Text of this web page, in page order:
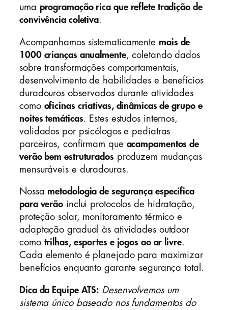
uma programação rica que reflete tradição de
convivência coletiva.
Acompanhamos sistematicamente mais de
1000 crianças anualmente, coletando dados
sobre transformações comportamentais,
desenvolvimento de habilidades e benefícios
duradouros observados durante atividades
como oficinas criativas, dinâmicas de grupo e
noites temáticas. Estes estudos internos,
validados por psicólogos e pediatras
parceiros, confirmam que acampamentos de
verão bem estruturados produzem mudanças
mensuráveis e duradouras.
Nossa metodologia de segurança específica
para verão inclui protocolos de hidratação,
proteção solar, monitoramento térmico e
adaptação gradual às atividades outdoor
como trilhas, esportes e jogos ao ar livre.
Cada elemento é planejado para maximizar
benefícios enquanto garante segurança total.
Dica da Equipe ATS: Desenvolvemos um
sistema único baseado nos fundamentos do